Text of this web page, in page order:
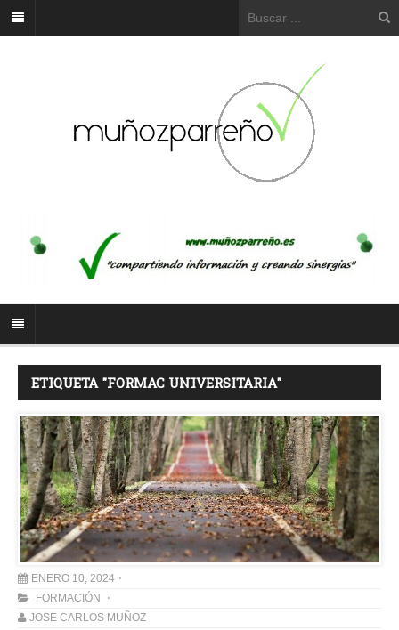
ETIQUETA "FORMAC UNIVERSITARIA"
ENERO 10, 2024
FORMACIÓN
JOSE CARLOS MUÑOZ